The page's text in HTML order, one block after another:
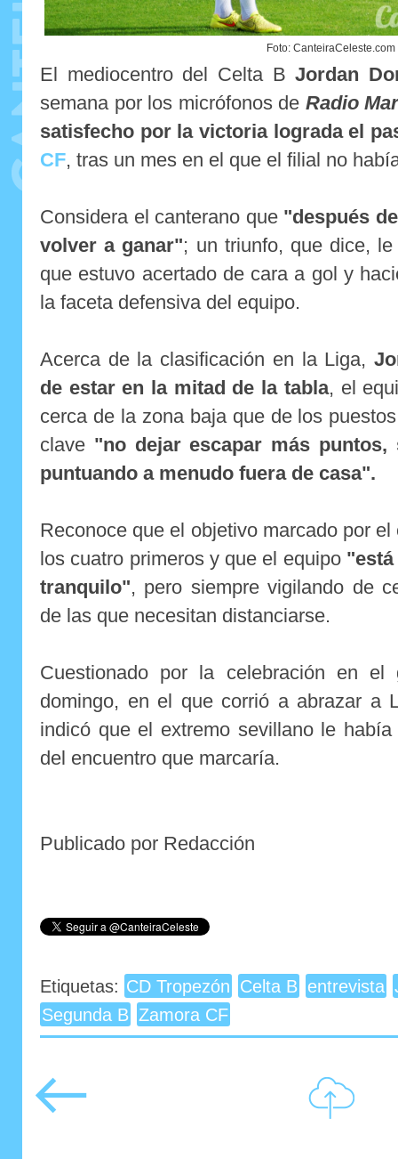
Foto: CanteiraCeleste.com
El mediocentro del Celta BJordan
semana por los micrófonos de Radio
satisfecho por la victoria lograda el
CF, tras un mes en el que el filial no
Considera el canterano que "después
volver a ganar"; un triunfo, que dice,
que estuvo acertado de cara a gol y
la faceta defensiva del equipo.
Acerca de la clasificación en la Liga,
de estar en la mitad de la tabla, el
cerca de la zona baja que de los
clave "no dejar escapar más
puntuando a menudo fuera de casa".
Reconoce que el objetivo marcado por
los cuatro primeros y que el equipo "está
tranquilo", pero siempre vigilando de
de las que necesitan distanciarse.
Cuestionado por la celebración en
domingo, en el que corrió a abrazar a
indicó que el extremo sevillano le
del encuentro que marcaría.
Publicado por Redacción
Etiquetas: CD Tropezón Celta B entrevista
Segunda B Zamora CF